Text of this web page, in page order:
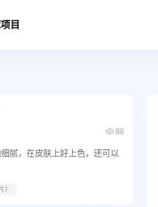
目
88
腻，在皮肤上好上色，还可以